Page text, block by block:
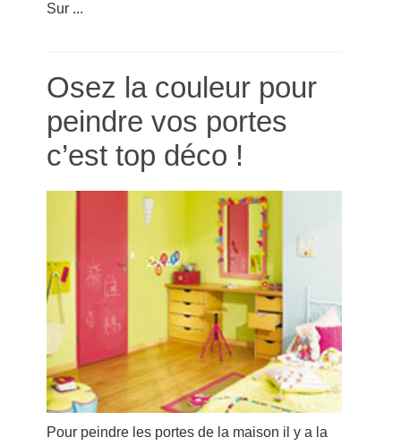
Sur ...
Osez la couleur pour
peindre vos portes
c’est top déco !
Pour peindre les portes de la maison il y a la